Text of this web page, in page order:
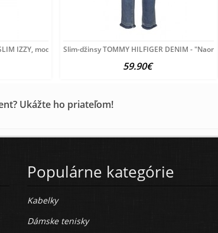
IZZY, modré 30 palcovSlim-džinsy TOMMY HILFIGER DENIM - "Naomi"
59.90€
Ukážte ho priateľom!
Populárne kategórie
Kabelky
Dámske tenisky